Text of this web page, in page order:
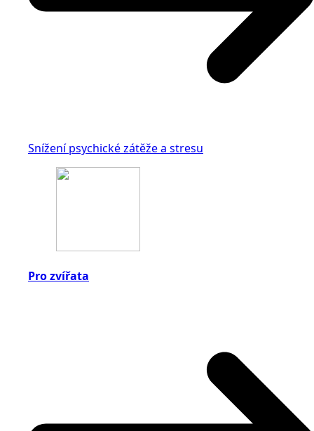
Snížení psychické zátěže a stresu
Pro zvířata